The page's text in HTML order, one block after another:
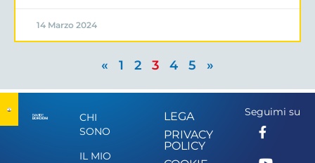
14 Marzo 2024
« 1 2 3 4 5 »
CHI
SONO
IL MIO
LEGA
PRIVACY
POLICY
Seguimi su